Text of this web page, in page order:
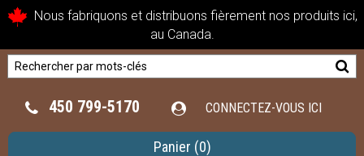
Nous fabriquons et distribuons fièrement nos produits ici,
au Canada.
450 799-5170 CONNECTEZ-VOUS ICI
Panier (0)